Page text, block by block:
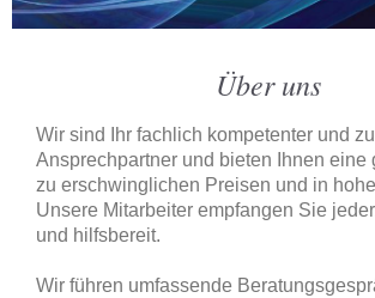
Über uns
Wir sind Ihr fachlich kompetenter und
Ansprechpartner und bieten Ihnen eine
zu erschwinglichen Preisen und in
Unsere Mitarbeiter empfangen Sie
und hilfsbereit.
Wir führen umfassende